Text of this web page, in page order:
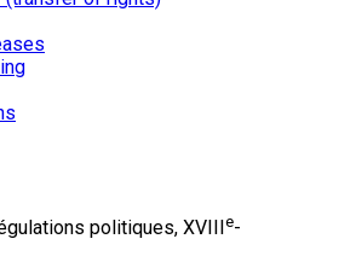
politiques, XVIII
e-